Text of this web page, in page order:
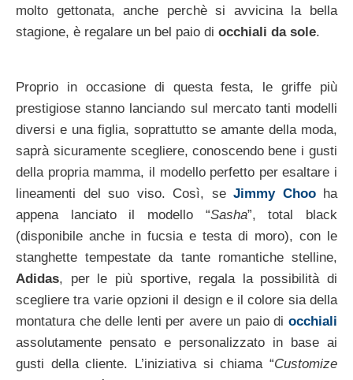
molto gettonata, anche perchè si avvicina la bella
stagione, è regalare un bel paio di occhiali da sole.
Proprio in occasione di questa festa, le griffe più
prestigiose stanno lanciando sul mercato tanti modelli
diversi e una figlia, soprattutto se amante della moda,
saprà sicuramente scegliere, conoscendo bene i gusti
della propria mamma, il modello perfetto per esaltare i
lineamenti del suo viso. Così, se Jimmy Chooha
appena lanciato il modello “Sasha”, total black
(disponibile anche in fucsia e testa di moro), con le
stanghette tempestate da tante romantiche stelline,
Adidas, per le più sportive, regala la possibilità di
scegliere tra varie opzioni il design e il colore sia della
montatura che delle lenti per avere un paio di occhiali
assolutamente pensato e personalizzato in base ai
gusti della cliente. L’iniziativa si chiama “Customize